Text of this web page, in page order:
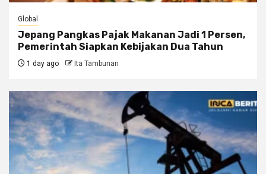
Global
Jepang Pangkas Pajak Makanan Jadi 1 Persen,
Pemerintah Siapkan Kebijakan Dua Tahun
1 day ago Ita Tambunan